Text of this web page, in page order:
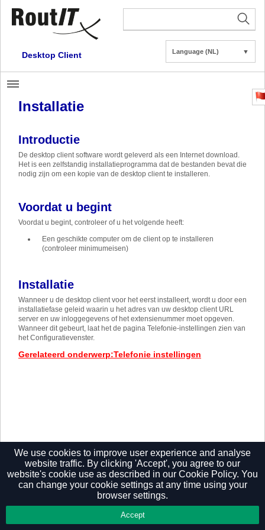
Desktop Client Language (NL) ▼
Installatie
Introductie
De desktop client software wordt geleverd als een Internet download.
Het is een zelfstandig installatieprogramma dat de bestanden bevat die
nodig zijn om een kopie van de desktop client te installeren.
Voordat u begint
Voordat u begint, controleer of u het volgende heeft:
Een geschikte computer om de client op te installeren
(controleer minimumeisen)
Installatie
Wanneer u de desktop client voor het eerst installeert, wordt u door een
installatiefase geleid waarin u het adres van uw desktop client URL
server en uw inloggegevens of het extensienummer moet opgeven.
Wanneer dit gebeurt, laat het de pagina Telefonie-instellingen zien van
het Configuratievenster.
Gerelateerd onderwerp:Telefonie instellingen
Privacy Policy
We use cookies to improve user experience and analyse
website traffic. By clicking 'Accept', you agree to our
website's cookie use as described in our Cookie Policy. You
can change your cookie settings at any time using your
browser settings.
Accept